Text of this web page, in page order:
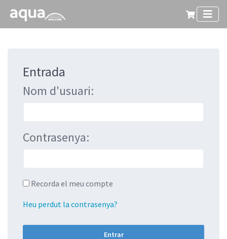
Entrada
Nom d'usuari:
Contrasenya:
Recorda el meu compte
Heu perdut la contrasenya?